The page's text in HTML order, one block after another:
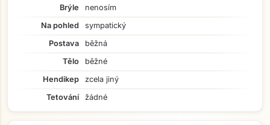
Brýle
nenosím
Na pohled
sympatický
Postava
běžná
Tělo
běžné
Hendikep
zcela jiný
Tetování
žádné